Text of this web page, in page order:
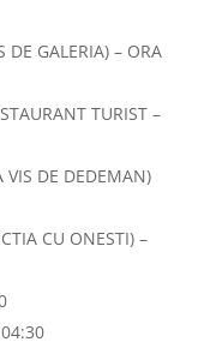
DE GALERIA) – ORA
TURIST –
VIS DE DEDEMAN)
CU ONESTI) –